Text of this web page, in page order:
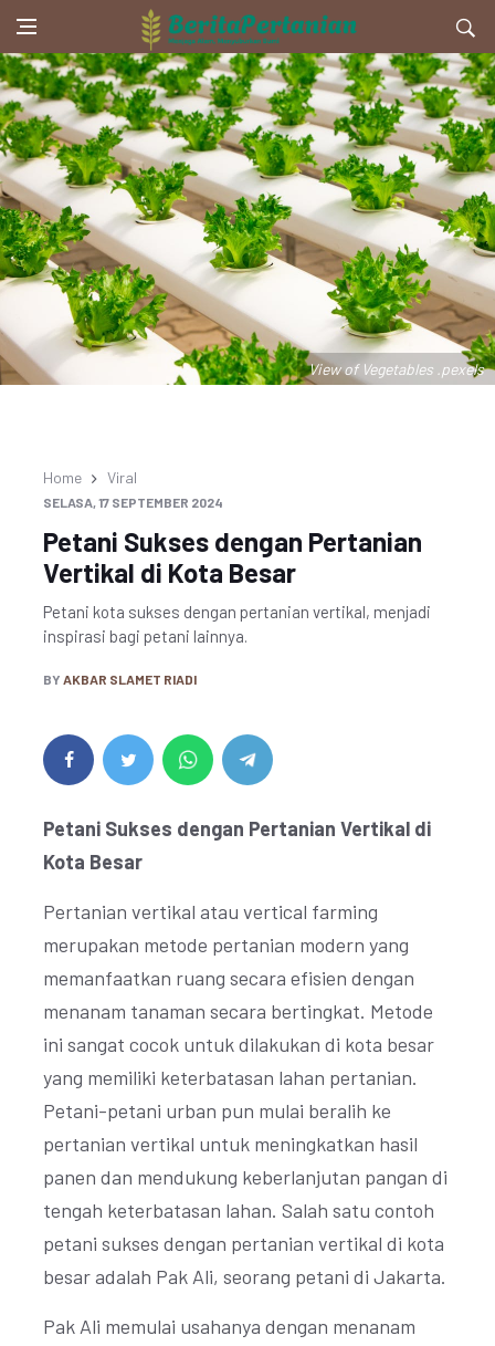
View of Vegetables .pexels
Home Viral
SELASA, 17 SEPTEMBER 2024
Petani Sukses dengan Pertanian
Vertikal di Kota Besar
Petani kota sukses dengan pertanian vertikal, menjadi
inspirasi bagi petani lainnya.
BY AKBAR SLAMET RIADI
Petani Sukses dengan Pertanian Vertikal di
Kota Besar
Pertanian vertikal atau vertical farming
merupakan metode pertanian modern yang
memanfaatkan ruang secara efisien dengan
menanam tanaman secara bertingkat. Metode
ini sangat cocok untuk dilakukan di kota besar
yang memiliki keterbatasan lahan pertanian.
Petani-petani urban pun mulai beralih ke
pertanian vertikal untuk meningkatkan hasil
panen dan mendukung keberlanjutan pangan di
tengah keterbatasan lahan. Salah satu contoh
petani sukses dengan pertanian vertikal di kota
besar adalah Pak Ali, seorang petani di Jakarta.
Pak Ali memulai usahanya dengan menanam